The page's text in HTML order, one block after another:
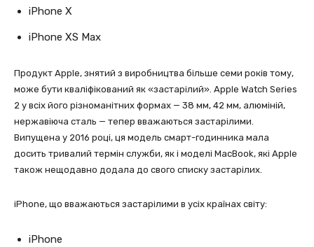
iPhone X
iPhone XS Max
Продукт Apple, знятий з виробництва більше семи років тому,
може бути кваліфікований як «застарілий». Apple Watch Series
2 у всіх його різноманітних формах — 38 мм, 42 мм, алюміній,
нержавіюча сталь — тепер вважаються застарілими.
Випущена у 2016 році, ця модель смарт-годинника мала
досить тривалий термін служби, як і моделі MacBook, які Apple
також нещодавно додала до свого списку застарілих.
iPhone, що вважаються застарілими в усіх країнах світу:
iPhone